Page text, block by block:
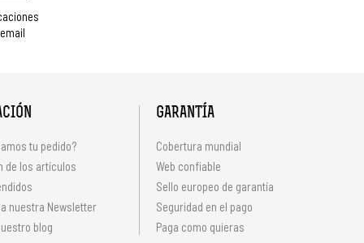
tu pedido?
de los artículos
nuestra Newsletter
blog
GARANTÍA
Cobertura mundial
Web confiable
Sello europeo de garantía
Seguridad en el pago
Paga como quieras